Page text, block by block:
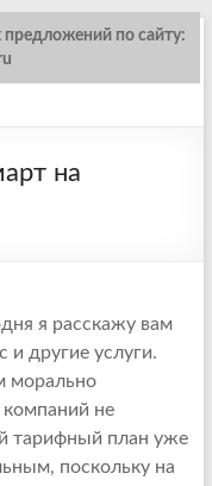
на
я расскажу вам
и другие услуги.
морально
не
тарифный план уже
поскольку на
по сайту: